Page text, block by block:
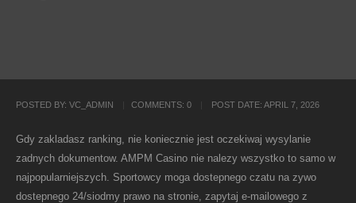
POSTED BY: VC_ADMIN COMMENTS: 0 POST DATE: APRIL 7, 2026
Gdy zakladasz ranking, nie koniecznie jest oczekiwaj wysylanie
zadnych dokumentow. AMPM Casino nie nalezy wszystko to samo w
najpopularniejszych. Sportowcy moga dostepnego czatu na zywo
dostepnego 24/siodmy prawo na stronie, zapytaj e-mailowego z